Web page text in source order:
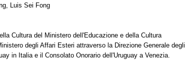
Luis Sei Fong
Cultura del Ministero dell'Educazione e della Cultura
degli Affari Esteri attraverso la Direzione Generale degli
in Italia e il Consolato Onorario dell'Uruguay a Venezia.